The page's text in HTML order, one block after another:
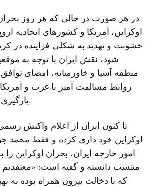
در هر صورت در حالی که هر روز
اوکراین، آمریکا و کشورهای اتحادیه
خشونت و تهدید به شکلی فزاینده در
‌شود، نقش ایران با توجه به
منطقه آسیا و خاورمیانه، امضای توافق
روابط مسالمت آمیز با غرب و
یارگیری قابل توجه باشد.
تا کنون ایران از اعلام واکنش
اوکراین خود داری کرده و فقط محمد
امور خارجه ایران، بحران اوکراین را
منتسب دانسته و گفته است: «معتقدیم
که با دخالت بیرون همراه بوده به